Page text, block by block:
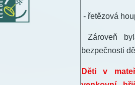
- řetězová
Zároveň
bezpečnosti
Děti v